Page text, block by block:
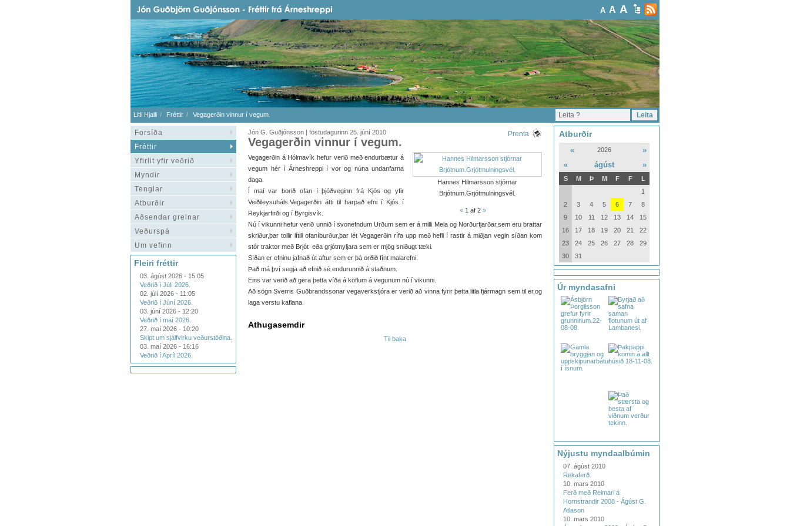
A A A
Litli Hjalli Fréttir Vegagerðin vinnur í vegum.
Forsíða
Fréttir
Yfirlit yfir veðrið
Myndir
Tenglar
Atburðir
Aðsendar greinar
Veðurspá
Um vefinn
Fleiri fréttir
03. ágúst 2026 - 15:05
Veðrið í Júlí 2026.
02. júlí 2026 - 11:05
Veðrið í Júní 2026.
03. júní 2026 - 12:20
Veðrið í maí 2026.
27. maí 2026 - 10:20
Skipt um sjálfvirku veðurstöðina.
03. maí 2026 - 16:16
Veðrið í Apríl 2026.
Jón G. Guðjónsson | föstudagurinn 25. júní 2010 Prenta
Vegagerðin vinnur í vegum.
Hannes Hilmarsson stjórnar
Brjótnum.Grjótmulningsvél.
« 1 af 2 »
Vegagerðin á Hólmavík hefur verið með endurbætur á
vegum hér í Árneshreppi í vor og núna undanfarna
daga.
Í maí var borið ofan í þjóðveginn frá Kjós og yfir
Veiðileysuháls.Vegagerðin átti til harpað efni í Kjós í
Reykjarfirði og í Byrgisvík.
Nú í vikunni hefur verið unnið í svonefndum Urðum sem er á milli Mela og Norðurfjarðar,sem eru brattar
skriður,þar tollir lítill ofaníburður,þar lét Vegagerðin rífa upp með hefli í rastir á miðjan vegin síðan kom
stór traktor með Brjót eða grjótmyljara sem er mjög sniðugt tæki.
Síðan er efninu jafnað út aftur sem er þá orðið fínt malarefni.
Það má því segja að efnið sé endurunnið á staðnum.
Eins var verið að gera þetta víða á köflum á vegunum nú í vikunni.
Að sögn Sverris Guðbrandssonar vegaverkstjóra er verið að vinna fyrir þetta litla fjármagn sem til er,og
laga verstu kaflana.
Athugasemdir
Til baka
Atburðir
« 2026
»
«
ágúst »
S M Þ M F F
L
1
2
3 4 5 6 7
8
9
10 11 12 13 14
15
16
17 18 19 20 21
22
23
24 25 26 27 28
29
30
31
Úr myndasafni
Nýjustu myndaalbúmin
07. ágúst 2010
Rekaferð.
10. mars 2010
Ferð með Reimari á
Hornstrandir 2008 - Ágúst G.
Atlason
10. mars 2010